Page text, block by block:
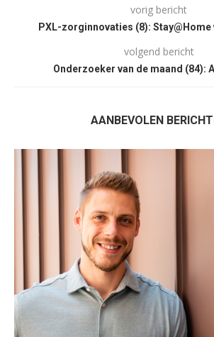
vorig bericht
PXL-zorginnovaties (8): Stay@Home
volgend bericht
Onderzoeker van de maand (84):
AANBEVOLEN